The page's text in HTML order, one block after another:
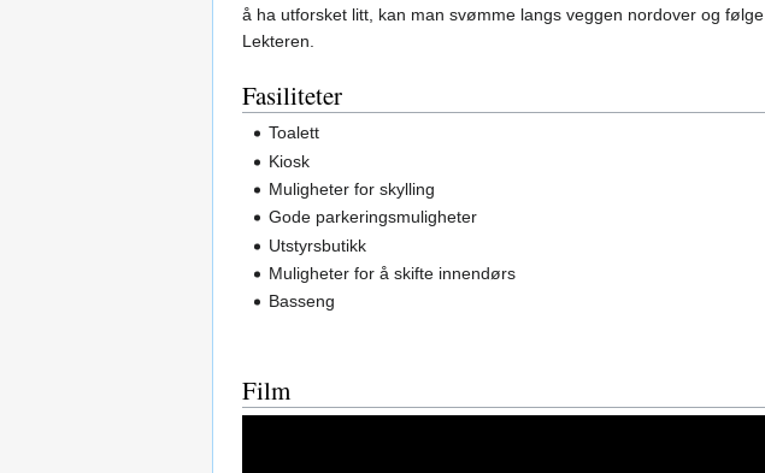
å ha utforsket litt, kan man svømme langs veggen nordover og
Lekteren.
Fasiliteter
Toalett
Kiosk
Muligheter for skylling
Gode parkeringsmuligheter
Utstyrsbutikk
Muligheter for å skifte innendørs
Basseng
Film